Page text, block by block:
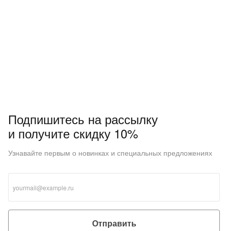
Подпишитесь на рассылку
и получите скидку 10%
Узнавайте первым о новинках и специальных предложениях
Отправить